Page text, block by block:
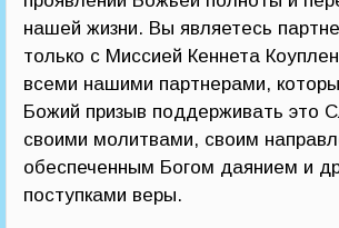
нашей жизни. Вы являетесь
только с Миссией Кеннета
всеми нашими партнерами,
Божий призыв поддерживать это
своими молитвами, своим
обеспеченным Богом даянием и
поступками веры.